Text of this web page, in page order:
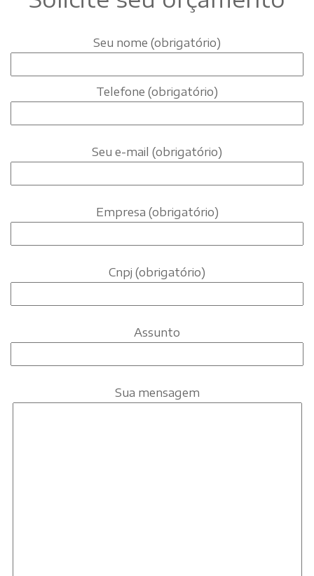
Seu nome (obrigatório)
Telefone (obrigatório)
Seu e-mail (obrigatório)
Empresa (obrigatório)
Cnpj (obrigatório)
Assunto
Sua mensagem